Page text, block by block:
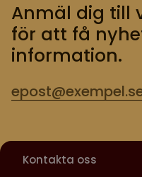
Anmäl dig till
för att få
information.
Kontakta oss